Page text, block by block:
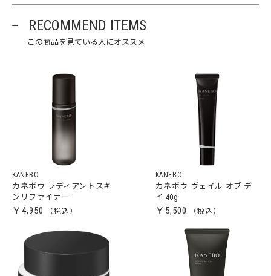
RECOMMEND ITEMS
この商品を見ている人にオススメ
KANEBO
カネボウ ラディアントスキ
ンリファイナー
￥4,950
KANEBO
カネボウ ヴェイル オブ デ
イ 40g
￥5,500